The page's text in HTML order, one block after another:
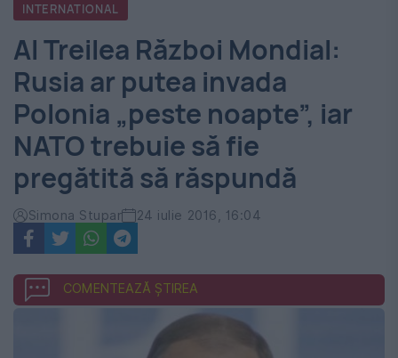
România
-
Evenimentul
Zilei
INTERNATIONAL
Al Treilea Război Mondial:
Rusia ar putea invada
Polonia „peste noapte”, iar
NATO trebuie să fie
pregătită să răspundă
Simona Stupar 24 iulie 2016, 16:04
COMENTEAZĂ ȘTIREA